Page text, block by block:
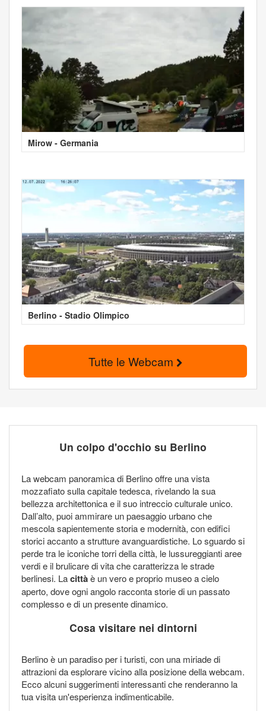
Mirow - Germania
Berlino - Stadio Olimpico
Tutte le Webcam
Un colpo d'occhio su Berlino
La webcam panoramica di Berlino offre una vista
mozzafiato sulla capitale tedesca, rivelando la sua
bellezza architettonica e il suo intreccio culturale unico.
Dall’alto, puoi ammirare un paesaggio urbano che
mescola sapientemente storia e modernità, con edifici
storici accanto a strutture avanguardistiche. Lo sguardo si
perde tra le iconiche torri della città, le lussureggianti aree
verdi e il brulicare di vita che caratterizza le strade
berlinesi. Lacittàè un vero e proprio museo a cielo
aperto, dove ogni angolo racconta storie di un passato
complesso e di un presente dinamico.
Cosa visitare nei dintorni
Berlino è un paradiso per i turisti, con una miriade di
attrazioni da esplorare vicino alla posizione della webcam.
Ecco alcuni suggerimenti interessanti che renderanno la
tua visita un'esperienza indimenticabile.